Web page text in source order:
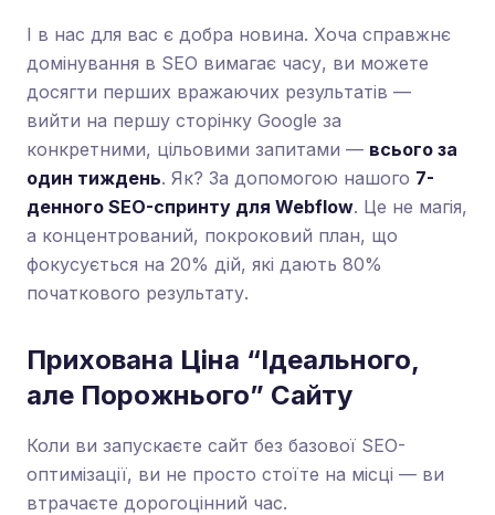
І в нас для вас є добра новина. Хоча справжнє
домінування в SEO вимагає часу, ви можете
досягти перших вражаючих результатів —
вийти на першу сторінку Google за
конкретними, цільовими запитами — всього за
один тиждень. Як? За допомогою нашого 7-
денного SEO-спринту для Webflow. Це не магія,
а концентрований, покроковий план, що
фокусується на 20% дій, які дають 80%
початкового результату.
Прихована Ціна “Ідеального,
але Порожнього” Сайту
Коли ви запускаєте сайт без базової SEO-
оптимізації, ви не просто стоїте на місці — ви
втрачаєте дорогоцінний час.